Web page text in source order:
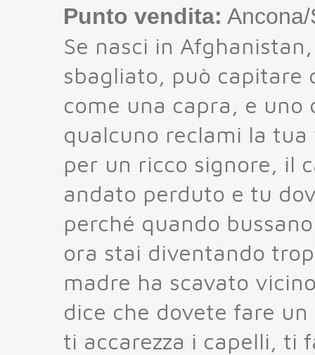
Punto vendita:
Se nasci in
sbagliato, può capitare
come una capra, e
qualcuno reclami la
per un ricco signore, il
andato perduto e tu
perché quando
ora stai diventando
madre ha scavato
dice che dovete fare
ti accarezza i capelli, ti